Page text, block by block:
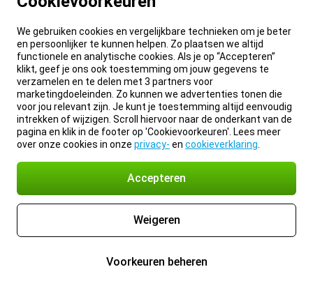
We gebruiken cookies en vergelijkbare technieken om je beter
en persoonlijker te kunnen helpen. Zo plaatsen we altijd
functionele en analytische cookies. Als je op “Accepteren”
klikt, geef je ons ook toestemming om jouw gegevens te
verzamelen en te delen met 3 partners voor
marketingdoeleinden. Zo kunnen we advertenties tonen die
voor jou relevant zijn. Je kunt je toestemming altijd eenvoudig
intrekken of wijzigen. Scroll hiervoor naar de onderkant van de
pagina en klik in de footer op 'Cookievoorkeuren'. Lees meer
over onze cookies in onze privacy- en cookieverklaring
Accepteren
Weigeren
Voorkeuren beheren